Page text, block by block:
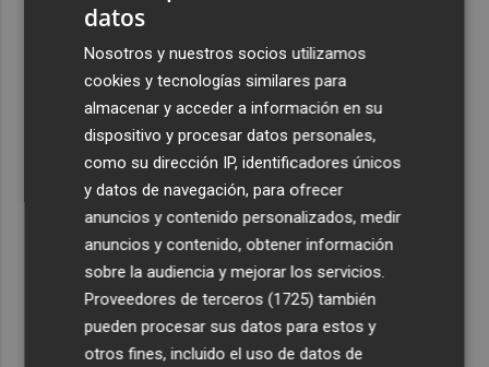
Ceuta señala que al Gobierno le "consta" el llamamiento
por redes a una nueva entrada masiva el 15 de agosto
El futuro centro para mayores del barrio de Sant Antoni
ofrecerá 100 plazas y una "programación activa"
Recibe toda la actualidad de
Plaza Podcast en tu correo
Quiero suscribirme
datos
Nosotros y nuestros socios utilizamos
cookies y tecnologías similares para
almacenar y acceder a información en su
dispositivo y procesar datos personales,
como su dirección IP, identificadores únicos
y datos de navegación, para ofrecer
anuncios y contenido personalizados, medir
anuncios y contenido, obtener información
sobre la audiencia y mejorar los servicios.
Proveedores de terceros (1725) también
pueden procesar sus datos para estos y
otros fines, incluido el uso de datos de